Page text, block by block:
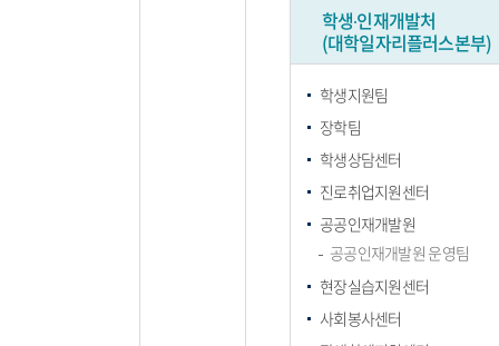
학생∙인재개발처
(대학일자리플러스본부)
학생지원팀
장학팀
학생상담센터
진로취업지원센터
공공인재개발원
공공인재개발원 운영팀
현장실습지원센터
사회봉사센터